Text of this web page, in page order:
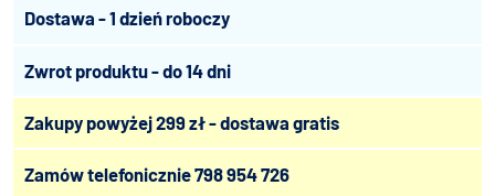
Dostawa - 1 dzień roboczy
Zwrot produktu - do 14 dni
Zakupy powyżej 299 zł - dostawa gratis
Zamów telefonicznie798 954 726